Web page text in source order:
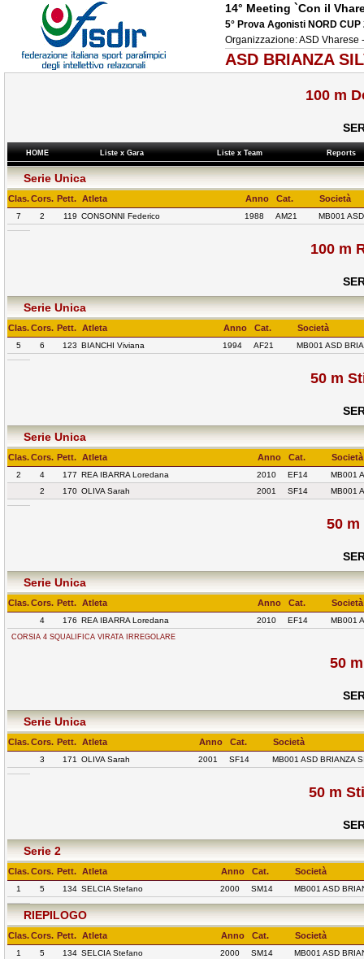
14° Meeting `Con il
5° Prova Agonisti NORD CUP
Organizzazione: ASD Vharese
ASD BRIANZA
100 m
HOME Liste x Gara Liste x Team Reports
Serie Unica
Clas.Cors. Pett. Atleta Anno Cat. Società
7 2 119 CONSONNI Federico 1988 AM21 MB001
100 m
Serie Unica
Clas.Cors. Pett. Atleta Anno Cat. Società
5 6 123 BIANCHI Viviana 1994 AF21 MB001 ASD
50 m
Serie Unica
Clas.Cors. Pett. Atleta Anno Cat. Società
2 4 177 REA IBARRA Loredana 2010 EF14
MB001
2
170 OLIVA Sarah 2001 SF14 MB001
50 m
Serie Unica
Clas.Cors. Pett. Atleta Anno Cat. Società
4 176 REA IBARRA Loredana 2010 EF14 MB001
CORSIA 4 SQUALIFICA VIRATA IRREGOLARE
50
Serie Unica
Clas.Cors. Pett. Atleta Anno Cat. Società
3 171 OLIVA Sarah 2001 SF14 MB001 ASD BRIANZA
50 m
Serie 2
Clas.Cors. Pett. Atleta Anno Cat. Società
1 5 134 SELCIA Stefano 2000 SM14 MB001 ASD
RIEPILOGO
Clas.Cors. Pett. Atleta Anno Cat. Società
1 5 134 SELCIA Stefano 2000 SM14 MB001 ASD